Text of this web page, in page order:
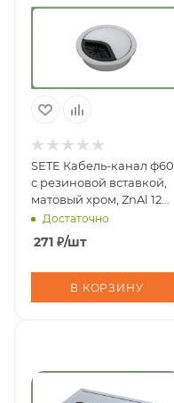
SETE Кабель-канал ф60,
с резиновой вставкой,
матовый хром, ZnAl 12
шт./144шт. PK-T60-05
Достаточно
271 ₽/шт
В КОРЗИНУ